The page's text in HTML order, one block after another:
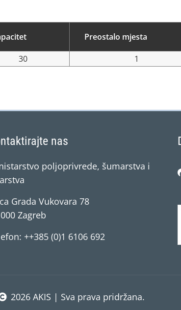
Preostalo mjesta
30 1
nas
poljoprivrede, šumarstva i
Grada Vukovara 78
Zagreb
++385 (0)1 6106 692
2026 AKIS | Sva prava pridržana.